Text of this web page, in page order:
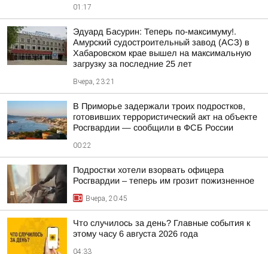
01:17
Эдуард Басурин: Теперь по-максимуму!.
Амурский судостроительный завод (АСЗ) в
Хабаровском крае вышел на максимальную
загрузку за последние 25 лет
Вчера, 23:21
В Приморье задержали троих подростков,
готовивших террористический акт на объекте
Росгвардии — сообщили в ФСБ России
00:22
Подростки хотели взорвать офицера
Росгвардии – теперь им грозит пожизненное
Вчера, 20:45
Что случилось за день? Главные события к
этому часу 6 августа 2026 года
04:33